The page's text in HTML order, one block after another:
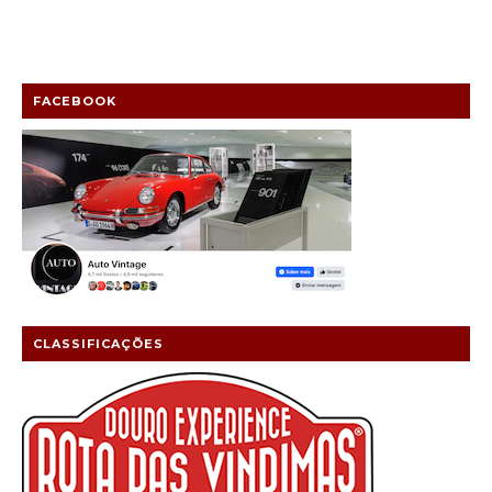
FACEBOOK
CLASSIFICAÇÕES